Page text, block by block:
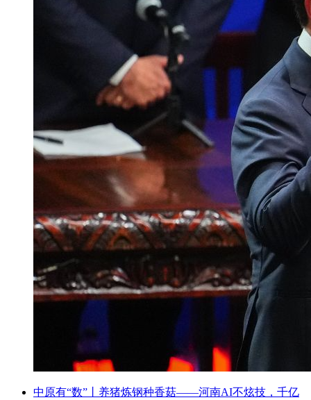
中原有“数”丨养猪炼钢种香菇——河南AI不炫技，千亿